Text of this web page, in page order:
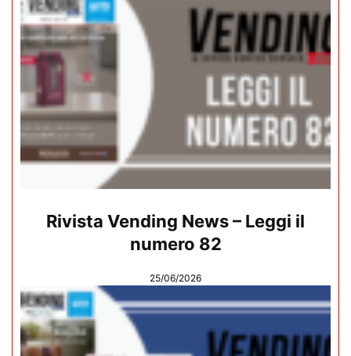
Rivista Vending News – Leggi il
numero 82
25/06/2026